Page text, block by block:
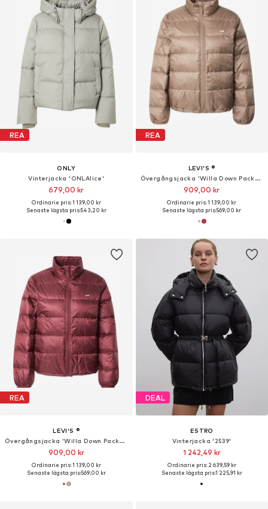
REA
ONLY
Vinterjacka 'ONLAlice'
679,00 kr
Ordinarie pris: 1 139,00 kr
Senaste lägsta pris:543,20 kr
REA
LEVI'S ®
Övergångsjacka 'Willa Down Packable Jacket'
909,00 kr
Ordinarie pris: 1 139,00 kr
Senaste lägsta pris:569,00 kr
REA
LEVI'S ®
Övergångsjacka 'Willa Down Packable Jacket'
909,00 kr
Ordinarie pris: 1 139,00 kr
Senaste lägsta pris:569,00 kr
DEAL
ESTRO
Vinterjacka '2539'
1 242,49 kr
Ordinarie pris: 2 639,59 kr
Senaste lägsta pris:1 225,91 kr